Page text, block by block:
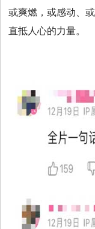
或爽燃，或感动、
直抵人心的力量。